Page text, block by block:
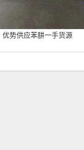
优势供应苯肼一手货源